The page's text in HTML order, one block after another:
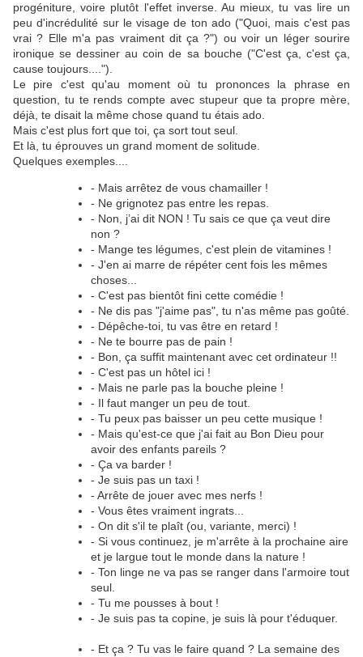
progéniture, voire plutôt l'effet inverse. Au mieux, tu vas lire un
peu d'incrédulité sur le visage de ton ado ("Quoi, mais c'est pas
vrai ? Elle m'a pas vraiment dit ça ?") ou voir un léger sourire
ironique se dessiner au coin de sa bouche ("C'est ça, c'est ça,
cause toujours....").
Le pire c'est qu'au moment où tu prononces la phrase en
question, tu te rends compte avec stupeur que ta propre mère,
déjà, te disait la même chose quand tu étais ado.
Mais c'est plus fort que toi, ça sort tout seul.
Et là, tu éprouves un grand moment de solitude.
Quelques exemples....
- Mais arrêtez de vous chamailler !
- Ne grignotez pas entre les repas.
- Non, j’ai dit NON ! Tu sais ce que ça veut dire
non ?
- Mange tes légumes, c'est plein de vitamines !
- J'en ai marre de répéter cent fois les mêmes
choses...
- C'est pas bientôt fini cette comédie !
- Ne dis pas "j'aime pas", tu n'as même pas goûté.
- Dépêche-toi, tu vas être en retard !
- Ne te bourre pas de pain !
- Bon, ça suffit maintenant avec cet ordinateur !!
- C'est pas un hôtel ici !
- Mais ne parle pas la bouche pleine !
- Il faut manger un peu de tout.
- Tu peux pas baisser un peu cette musique !
- Mais qu'est-ce que j'ai fait au Bon Dieu pour
avoir des enfants pareils ?
- Ça va barder !
- Je suis pas un taxi !
- Arrête de jouer avec mes nerfs !
- Vous êtes vraiment ingrats...
- On dit s'il te plaît (ou, variante, merci) !
- Si vous continuez, je m'arrête à la prochaine aire
et je largue tout le monde dans la nature !
- Ton linge ne va pas se ranger dans l'armoire tout
seul.
- Tu me pousses à bout !
- Je suis pas ta copine, je suis là pour t'éduquer.
- Et ça ? Tu vas le faire quand ? La semaine des